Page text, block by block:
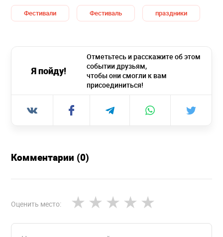
Фестивали Фестиваль праздники
Я пойду!
Отметьтесь и расскажите об этом
событии друзьям,
чтобы они смогли к вам
присоединиться!
Комментарии (0)
Оценить место: